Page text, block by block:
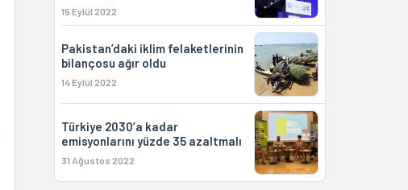
15 Eylül 2022
Pakistan’daki iklim felaketlerinin
bilançosu ağır oldu
14 Eylül 2022
Türkiye 2030’a kadar
emisyonlarını yüzde 35 azaltmalı
31 Ağustos 2022